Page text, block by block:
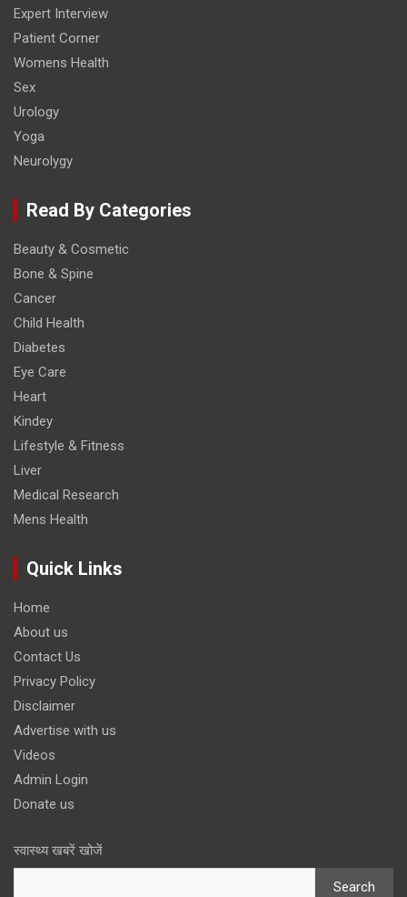
Expert Interview
Patient Corner
Womens Health
Sex
Urology
Yoga
Neurolygy
Read By Categories
Beauty & Cosmetic
Bone & Spine
Cancer
Child Health
Diabetes
Eye Care
Heart
Kindey
Lifestyle & Fitness
Liver
Medical Research
Mens Health
Quick Links
Home
About us
Contact Us
Privacy Policy
Disclaimer
Advertise with us
Videos
Admin Login
Donate us
स्वास्थ्य खबरें खोजें
Search